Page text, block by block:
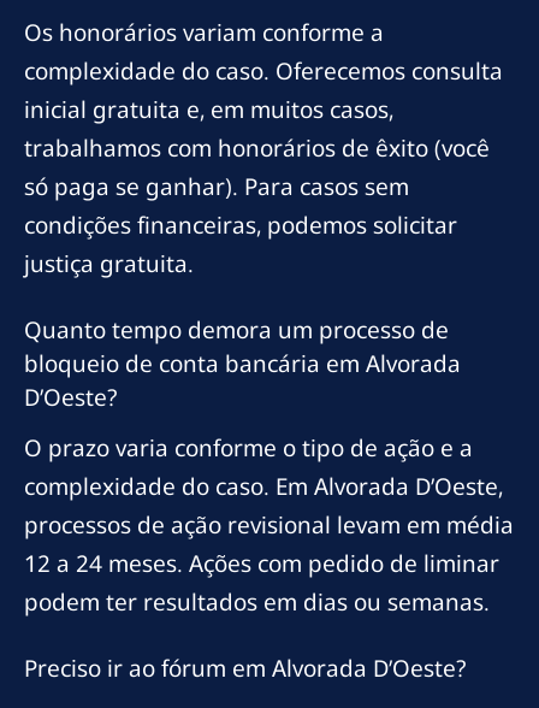
Os honorários variam conforme a
complexidade do caso. Oferecemos consulta
inicial gratuita e, em muitos casos,
trabalhamos com honorários de êxito (você
só paga se ganhar). Para casos sem
condições financeiras, podemos solicitar
justiça gratuita.
Quanto tempo demora um processo de
bloqueio de conta bancária em Alvorada
D’Oeste?
O prazo varia conforme o tipo de ação e a
complexidade do caso. Em Alvorada D’Oeste,
processos de ação revisional levam em média
12 a 24 meses. Ações com pedido de liminar
podem ter resultados em dias ou semanas.
Preciso ir ao fórum em Alvorada D’Oeste?